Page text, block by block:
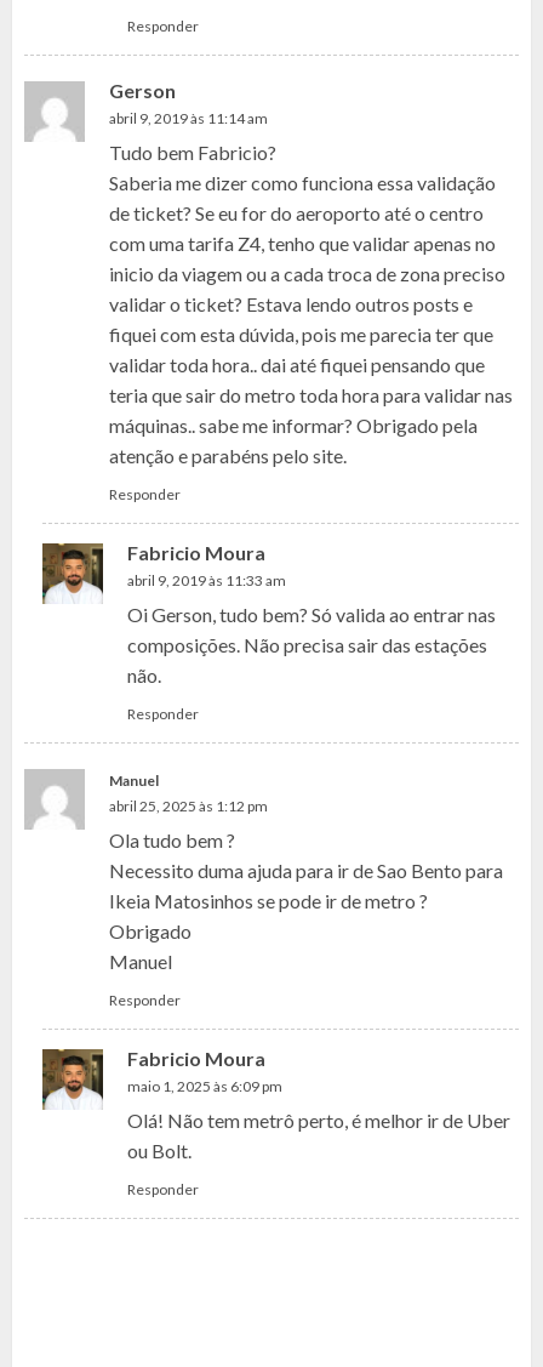
Responder
Gerson
abril 9, 2019 às 11:14 am
Tudo bem Fabricio?
Saberia me dizer como funciona essa validação
de ticket? Se eu for do aeroporto até o centro
com uma tarifa Z4, tenho que validar apenas no
inicio da viagem ou a cada troca de zona preciso
validar o ticket? Estava lendo outros posts e
fiquei com esta dúvida, pois me parecia ter que
validar toda hora.. dai até fiquei pensando que
teria que sair do metro toda hora para validar nas
máquinas.. sabe me informar? Obrigado pela
atenção e parabéns pelo site.
Responder
Fabricio Moura
abril 9, 2019 às 11:33 am
Oi Gerson, tudo bem? Só valida ao entrar nas
composições. Não precisa sair das estações
não.
Responder
Manuel
abril 25, 2025 às 1:12 pm
Ola tudo bem ?
Necessito duma ajuda para ir de Sao Bento para
Ikeia Matosinhos se pode ir de metro ?
Obrigado
Manuel
Responder
Fabricio Moura
maio 1, 2025 às 6:09 pm
Olá! Não tem metrô perto, é melhor ir de Uber
ou Bolt.
Responder